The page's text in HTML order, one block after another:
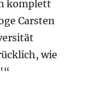
komplett
Carsten
wie